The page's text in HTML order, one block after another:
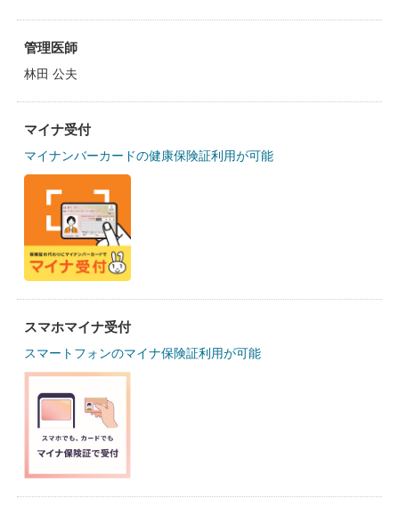
管理医師
林田 公夫
マイナ受付
マイナンバーカードの健康保険証利用が可能
スマホマイナ受付
スマートフォンのマイナ保険証利用が可能